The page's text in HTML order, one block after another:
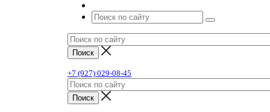
+7 (927) 029-08-45